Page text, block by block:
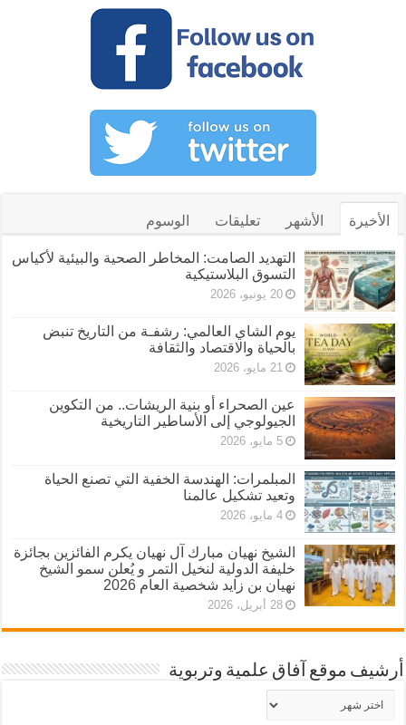
الأخيرة الأشهر تعليقات الوسوم
التهديد الصامت: المخاطر الصحية والبيئية لأكياس
التسوق البلاستيكية
20 يونيو، 2026
يوم الشاي العالمي: رشفـة من التاريخ تنبض
بالحياة والاقتصاد والثقافة
21 مايو، 2026
عين الصحراء أو بنية الريشات.. من التكوين
الجيولوجي إلى الأساطير التاريخية
5 مايو، 2026
المبلمرات: الهندسة الخفية التي تصنع الحياة
وتعيد تشكيل عالمنا
4 مايو، 2026
الشيخ نهيان مبارك آل نهيان يكرم الفائزين بجائزة
خليفة الدولية لنخيل التمر و يُعلن سمو الشيخ
نهيان بن زايد شخصية العام 2026
28 أبريل، 2026
أرشيف موقع آفاق علمية وتربوية
أرشيف
موقع